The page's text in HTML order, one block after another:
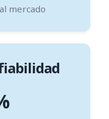
mercado